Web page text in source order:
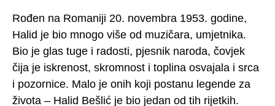
Rođen na Romaniji 20. novembra 1953. godine,
Halid je bio mnogo više od muzičara, umjetnika.
Bio je glas tuge i radosti, pjesnik naroda, čovjek
čija je iskrenost, skromnost i toplina osvajala i srca
i pozornice. Malo je onih koji postanu legende za
života – Halid Bešlić je bio jedan od tih rijetkih.